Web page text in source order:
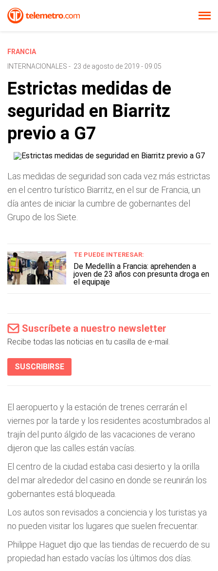
FRANCIA
INTERNACIONALES - 23 de agosto de 2019 - 09:05
Estrictas medidas de
seguridad en Biarritz
previo a G7
Las medidas de seguridad son cada vez más estrictas
en el centro turístico Biarritz, en el sur de Francia, un
día antes de iniciar la cumbre de gobernantes del
Grupo de los Siete.
TE PUEDE INTERESAR:
De Medellín a Francia: aprehenden a
joven de 23 años con presunta droga en
el equipaje
Suscríbete a nuestro newsletter
Recibe todas las noticias en tu casilla de e-mail.
SUSCRIBIRSE
El aeropuerto y la estación de trenes cerrarán el
viernes por la tarde y los residentes acostumbrados al
trajín del punto álgido de las vacaciones de verano
dijeron que las calles están vacías.
El centro de la ciudad estaba casi desierto y la orilla
del mar alrededor del casino en donde se reunirán los
gobernantes está bloqueada.
Los autos son revisados a conciencia y los turistas ya
no pueden visitar los lugares que suelen frecuentar.
Philippe Haguet dijo que las tiendas de recuerdo de su
propiedad han estado vacías los últimos dos días.